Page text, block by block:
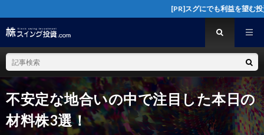
[PR]スグにでも利益を望む投資家様へ大本命
不安定な地合いの中で注目した本日の
材料株3選！